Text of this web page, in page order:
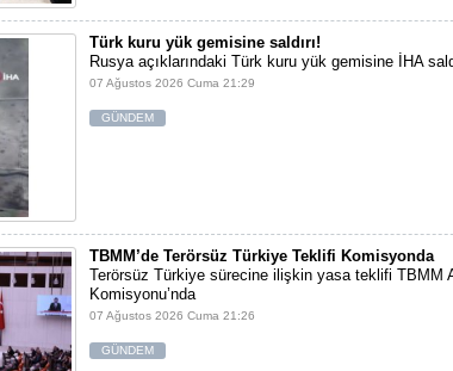
Türk kuru yük gemisine saldırı!
Rusya açıklarındaki Türk kuru yük gemisine İHA
07 Ağustos 2026 Cuma 21:29
GÜNDEM
TBMM’de Terörsüz Türkiye Teklifi Komisyonda
Terörsüz Türkiye sürecine ilişkin yasa teklifi TBMM
Komisyonu’nda
07 Ağustos 2026 Cuma 21:26
GÜNDEM